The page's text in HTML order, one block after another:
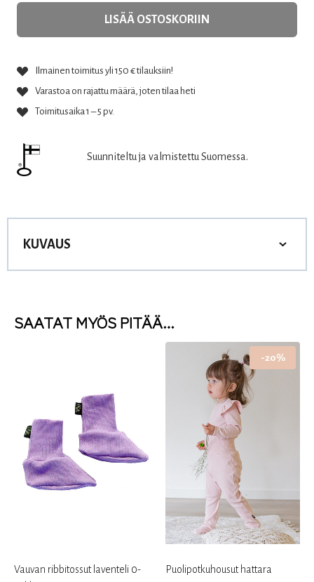
LISÄÄ OSTOSKORIIN
Ilmainen toimitus yli 150 € tilauksiin!
Varastoa on rajattu määrä, joten tilaa heti
Toimitusaika 1 – 5 pv.
Suunniteltu ja valmistettu Suomessa.
KUVAUS
SAATAT MYÖS PITÄÄ…
Vauvan ribbitossut laventeli 0-
-20%
Puolipotkuhousut hattara